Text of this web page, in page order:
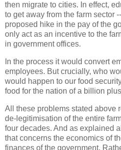
then migrate to cities. In effect,
to get away from the farm sector
proposed hike in the pay of the
only act as an incentive to the
in government offices.
In the process it would convert
employees. But crucially, who
would happen to our food
food for the nation of a billion
All these problems stated above
de-legitimisation of the entire
four decades. And as explained
that concerns the economics of
finances of the government.